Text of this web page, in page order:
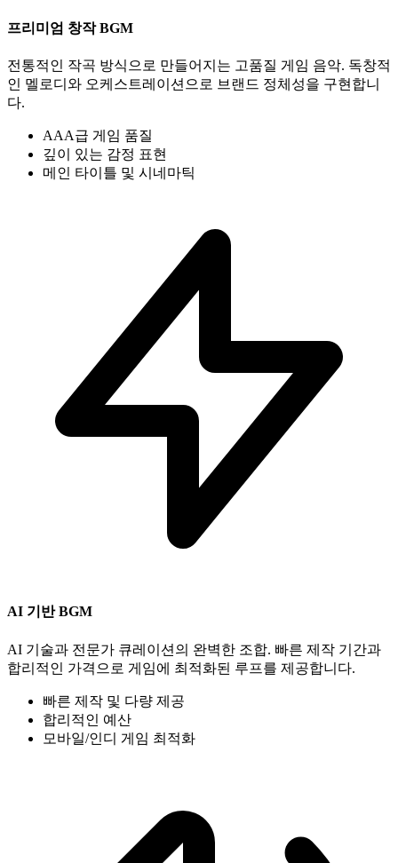
프리미엄 창작 BGM
전통적인 작곡 방식으로 만들어지는 고품질 게임 음악. 독창적
인 멜로디와 오케스트레이션으로 브랜드 정체성을 구현합니
다.
AAA급 게임 품질
깊이 있는 감정 표현
메인 타이틀 및 시네마틱
AI 기반 BGM
AI 기술과 전문가 큐레이션의 완벽한 조합. 빠른 제작 기간과
합리적인 가격으로 게임에 최적화된 루프를 제공합니다.
빠른 제작 및 다량 제공
합리적인 예산
모바일/인디 게임 최적화